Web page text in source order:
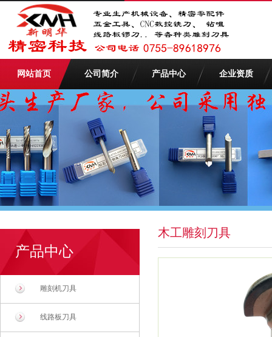
网站首页 公司简介 产品中心 企业资质
产品中心
雕刻机刀具
线路板刀具
木工雕刻刀具